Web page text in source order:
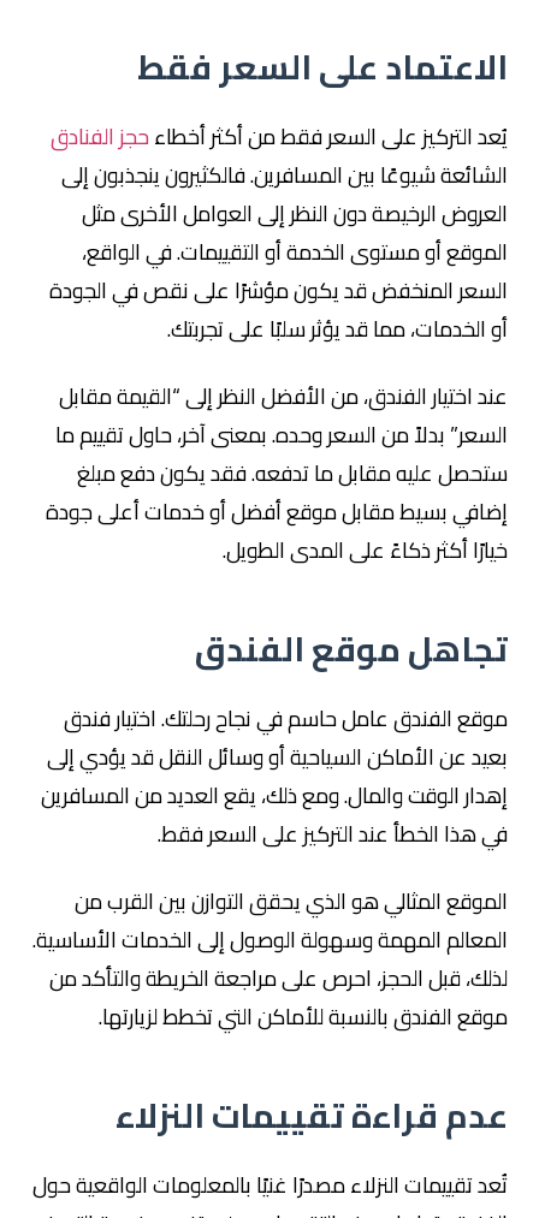
الاعتماد على السعر فقط
يُعد التركيز على السعر فقط من أكثر أخطاءحجز الفنادق
الشائعة شيوعًا بين المسافرين. فالكثيرون ينجذبون إلى
العروض الرخيصة دون النظر إلى العوامل الأخرى مثل
الموقع أو مستوى الخدمة أو التقييمات. في الواقع،
السعر المنخفض قد يكون مؤشرًا على نقص في الجودة
أو الخدمات، مما قد يؤثر سلبًا على تجربتك.
عند اختيار الفندق، من الأفضل النظر إلى “القيمة مقابل
السعر” بدلاً من السعر وحده. بمعنى آخر، حاول تقييم ما
ستحصل عليه مقابل ما تدفعه. فقد يكون دفع مبلغ
إضافي بسيط مقابل موقع أفضل أو خدمات أعلى جودة
خيارًا أكثر ذكاءً على المدى الطويل.
تجاهل موقع الفندق
موقع الفندق عامل حاسم في نجاح رحلتك. اختيار فندق
بعيد عن الأماكن السياحية أو وسائل النقل قد يؤدي إلى
إهدار الوقت والمال. ومع ذلك، يقع العديد من المسافرين
في هذا الخطأ عند التركيز على السعر فقط.
الموقع المثالي هو الذي يحقق التوازن بين القرب من
المعالم المهمة وسهولة الوصول إلى الخدمات الأساسية.
لذلك، قبل الحجز، احرص على مراجعة الخريطة والتأكد من
موقع الفندق بالنسبة للأماكن التي تخطط لزيارتها.
عدم قراءة تقييمات النزلاء
تُعد تقييمات النزلاء مصدرًا غنيًا بالمعلومات الواقعية حول